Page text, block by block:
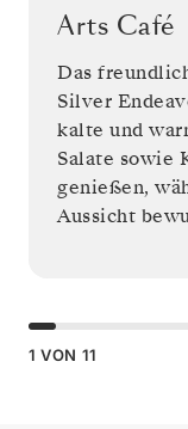
Arts Café
Das
Silver
kalte und
Salate sowie
genießen,
Aussicht
1 VON 11